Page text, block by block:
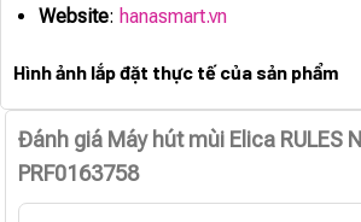
Website: hanasmart.vn
Hình ảnh lắp đặt thực tế của sản phẩm
Đánh giá Máy hút mùi Elica RULES
PRF0163758